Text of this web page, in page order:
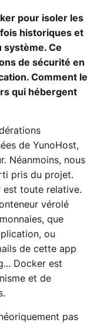
pour isoler les
historiques et
système. Ce
de sécurité en
Comment le
qui hébergent
de YunoHost,
Néanmoins, nous
pris du projet.
est toute relative.
vérolé
que
ou
de cette app
Docker est
et de
pas